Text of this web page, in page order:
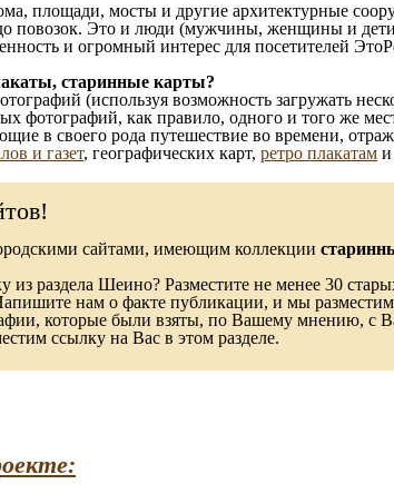
площади, мосты и другие архитектурные
повозок. Это и люди (мужчины, женщины и
и огромный интерес для посетителей
старинные карты?
(используя возможность загружать
фотографий, как правило, одного и того же
в своего рода путешествие во времени,
и газет, географических карт, ретро плакатам и
сайтами, имеющим коллекции
из раздела Шеино? Разместите не менее 30
нам о факте публикации, и мы
которые были взяты, по Вашему мнению, с
ссылку на Вас в этом разделе.